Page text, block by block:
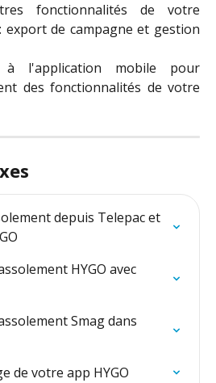
fonctionnalités de votre
export de campagne et gestion
à l'application mobile pour
des fonctionnalités de votre
depuis Telepac et
HYGO avec
Smag dans
de votre app HYGO